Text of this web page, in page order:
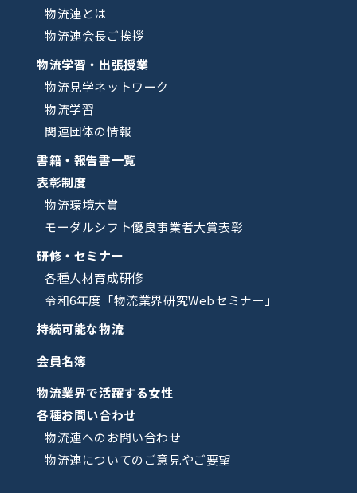
物流連とは
物流連会長ご挨拶
物流学習・出張授業
物流見学ネットワーク
物流学習
関連団体の情報
書籍・報告書一覧
表彰制度
物流環境大賞
モーダルシフト優良事業者大賞表彰
研修・セミナー
各種人材育成研修
令和6年度「物流業界研究Webセミナー」
持続可能な物流
会員名簿
物流業界で活躍する女性
各種お問い合わせ
物流連へのお問い合わせ
物流連についてのご意見やご要望